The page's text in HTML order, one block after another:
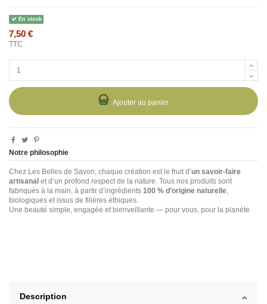
En stock
7,50 €
TTC
Ajouter au panier
Notre philosophie
Chez Les Belles de Savon, chaque création est le fruit d’un savoir-faire
artisanal et d’un profond respect de la nature. Tous nos produits sont
fabriqués à la main, à partir d’ingrédients 100 % d’origine naturelle,
biologiques et issus de filières éthiques.
Une beauté simple, engagée et bienveillante — pour vous, pour la planète
Description